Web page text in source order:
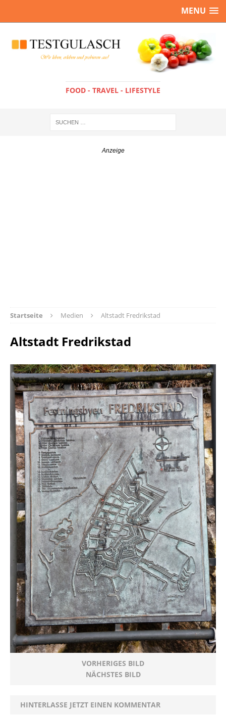
MENU
FOOD - TRAVEL - LIFESTYLE
Startseite Medien Altstadt Fredrikstad
Altstadt Fredrikstad
VORHERIGES BILD
NÄCHSTES BILD
HINTERLASSE JETZT EINEN KOMMENTAR